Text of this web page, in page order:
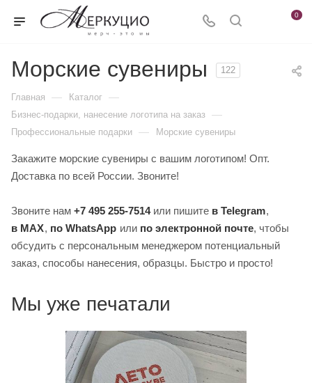
0
Морские сувениры 122
Главная — Каталог —
Бизнес-подарки, нанесение логотипа на заказ —
Профессиональные подарки — Морские сувениры
Закажите морские сувениры с вашим логотипом! Опт.
Доставка по всей России. Звоните!
Звоните нам +7 495 255-7514или пишите в Telegram,
в MAX, по WhatsApp или по электронной почте, чтобы
обсудить с персональным менеджером потенциальный
заказ, способы нанесения, образцы. Быстро и просто!
Мы уже печатали